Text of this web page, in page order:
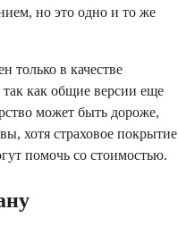
но это одно и то же
только в качестве
как общие версии еще
может быть дороже,
хотя страховое покрытие
помочь со стоимостью.